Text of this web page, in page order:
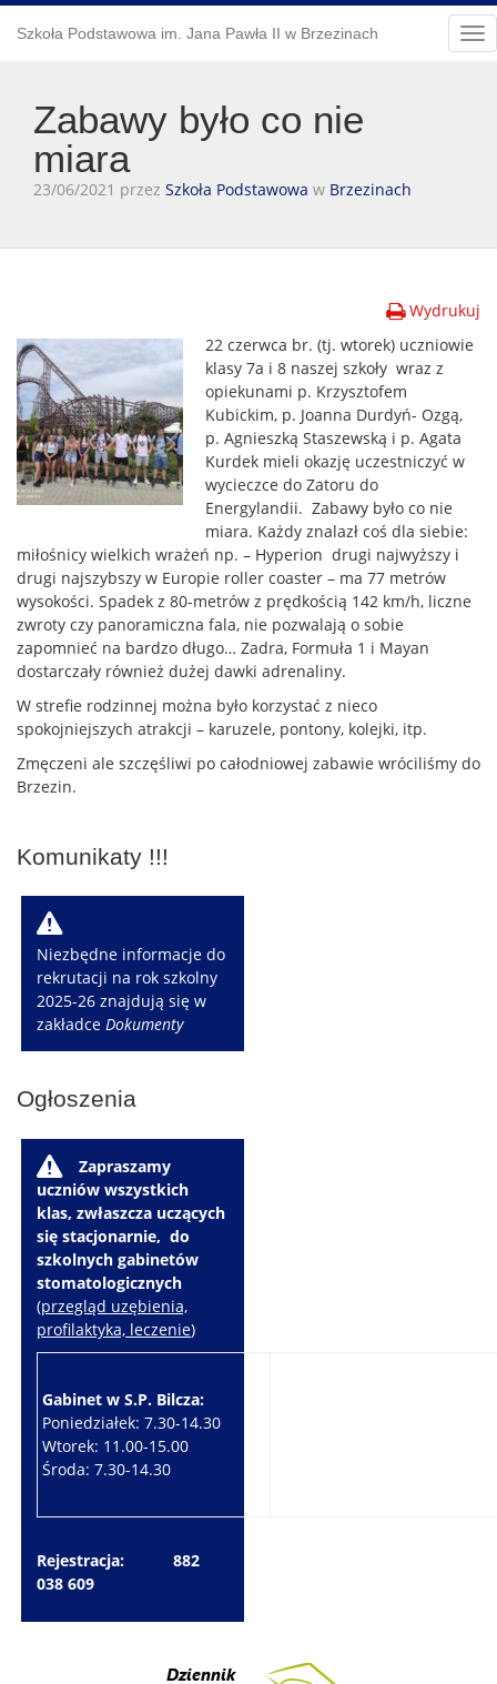
Szkoła Podstawowa im. Jana Pawła II w Brzezinach
Zabawy było co nie
miara
23/06/2021 przez Szkoła Podstawowa w Brzezinach
Wydrukuj
22 czerwca br. (tj. wtorek) uczniowie
klasy 7a i 8 naszej szkoły wraz z
opiekunami p. Krzysztofem
Kubickim, p. Joanna Durdyń- Ozgą,
p. Agnieszką Staszewską i p. Agata
Kurdek mieli okazję uczestniczyć w
wycieczce do Zatoru do
Energylandii. Zabawy było co nie
miara. Każdy znalazł coś dla siebie:
miłośnicy wielkich wrażeń np. – Hyperion drugi najwyższy i
drugi najszybszy w Europie roller coaster – ma 77 metrów
wysokości. Spadek z 80-metrów z prędkością 142 km/h, liczne
zwroty czy panoramiczna fala, nie pozwalają o sobie
zapomnieć na bardzo długo… Zadra, Formuła 1 i Mayan
dostarczały również dużej dawki adrenaliny.
W strefie rodzinnej można było korzystać z nieco
spokojniejszych atrakcji – karuzele, pontony, kolejki, itp.
Zmęczeni ale szczęśliwi po całodniowej zabawie wróciliśmy do
Brzezin.
Komunikaty !!!
W
Niezbędne informacje do
rekrutacji na rok szkolny
2025-26 znajdują się w
zakładceDokumenty
Ogłoszenia
W
Zapraszamy
uczniów wszystkich
klas, zwłaszcza uczących
się stacjonarnie, do
szkolnych gabinetów
stomatologicznych
(przegląd uzębienia,
profilaktyka, leczenie)
Gabinet w S.P. Bilcza:
Poniedziałek: 7.30-14.30
Wtorek: 11.00-15.00
Środa: 7.30-14.30
Rejestracja: 882
038 609